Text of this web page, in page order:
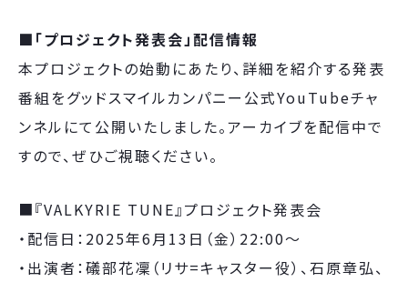
■「プロジェクト発表会」配信情報
本プロジェクトの始動にあたり、詳細を紹介する発表
番組をグッドスマイルカンパニー公式YouTubeチャ
ンネルにて公開いたしました。アーカイブを配信中で
すので、ぜひご視聴ください。
■『VALKYRIE TUNE』プロジェクト発表会
・配信日：2025年6月13日（金）22:00〜
・出演者：礒部花凜（リサ=キャスター役）、石原章弘、